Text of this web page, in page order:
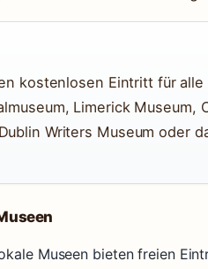
kostenlosen Eintritt für
Limerick Museum,
Writers Museum oder
Museen bieten freien